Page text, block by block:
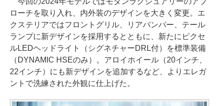
ローチを取り入れ、内外装のデザインを大きく変更。エ
クステリアではフロントグリル、リアバンパー、テール
ランプに新デザインを採用するとともに、新たにピクセ
ルLEDヘッドライト（シグネチャーDRL付）を標準装備
（DYNAMIC HSEのみ）。アロイホイール（20インチ、
22インチ）にも新デザインを追加するなど、よりエレガ
ントで洗練された外観に仕上げた。